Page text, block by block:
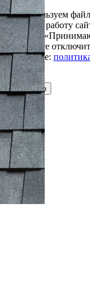
Мы используем
улучшить работу
Нажимая
Вы можете
Подробнее:
cookie
Принимаю